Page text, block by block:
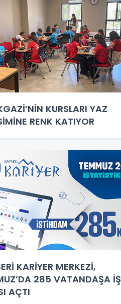
KURSLARI YAZ
RENK KATIYOR
KARİYER MERKEZİ,
285 VATANDAŞA İŞ
AÇTI